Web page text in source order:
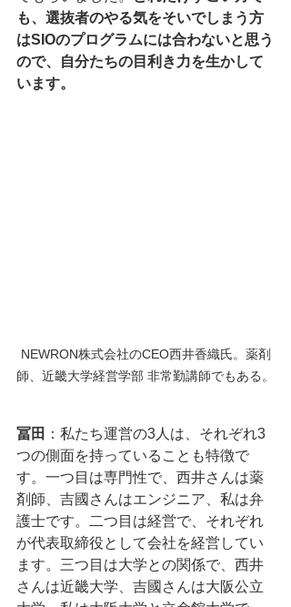
も、選抜者のやる気をそいでしまう方
はSIOのプログラムには合わないと思う
ので、自分たちの目利き力を生かして
います。
NEWRON株式会社のCEO西井香織氏。薬剤
師、近畿大学経営学部 非常勤講師でもある。
冨田 ：私たち運営の3人は、それぞれ3
つの側面を持っていることも特徴で
す。一つ目は専門性で、西井さんは薬
剤師、吉國さんはエンジニア、私は弁
護士です。二つ目は経営で、それぞれ
が代表取締役として会社を経営してい
ます。三つ目は大学との関係で、西井
さんは近畿大学、吉國さんは大阪公立